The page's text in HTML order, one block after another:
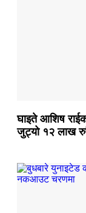
घाइते आशिष
जुट्यो १२ लाख